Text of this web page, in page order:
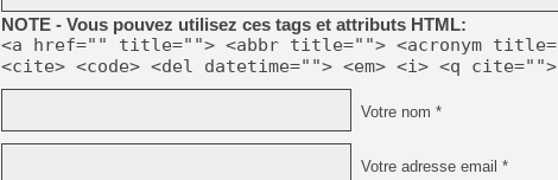
NOTE - Vous pouvez utilisez ces tags et attributs HTML:
<a href="" title=""> <abbr title=""> <acronym
<cite> <code> <del datetime=""> <em> <i> <q
Votre nom *
Votre adresse email *